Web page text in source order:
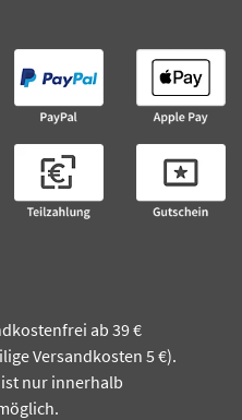
ab 39 €
Versandkosten 5 €).
nur innerhalb